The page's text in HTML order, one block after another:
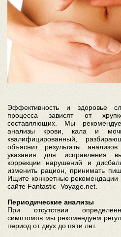
Эффективность и здоровье
процесса зависят от
составляющих. Мы
анализы крови, кала и
квалифицированный,
объяснит результаты
указания для исправления
коррекции нарушений и
изменить рацион, принимать
Ищите конкретные рекомендации
сайте Fantastic- Voyage.net.
Периодические анализы
При отсутствии
симптомов мы рекомендуем
период от двух до пяти лет.